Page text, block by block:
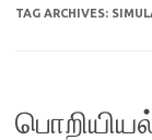
TAG ARCHIVES: